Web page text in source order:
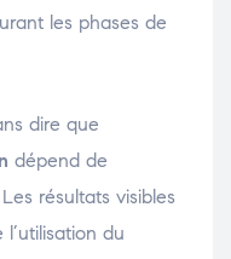
les phases de
dire que
dépend de
résultats visibles
du